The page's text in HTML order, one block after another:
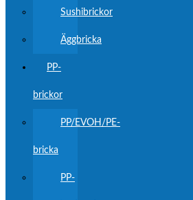
Sushibrickor
Äggbricka
PP-
brickor
PP/EVOH/PE-
bricka
PP-